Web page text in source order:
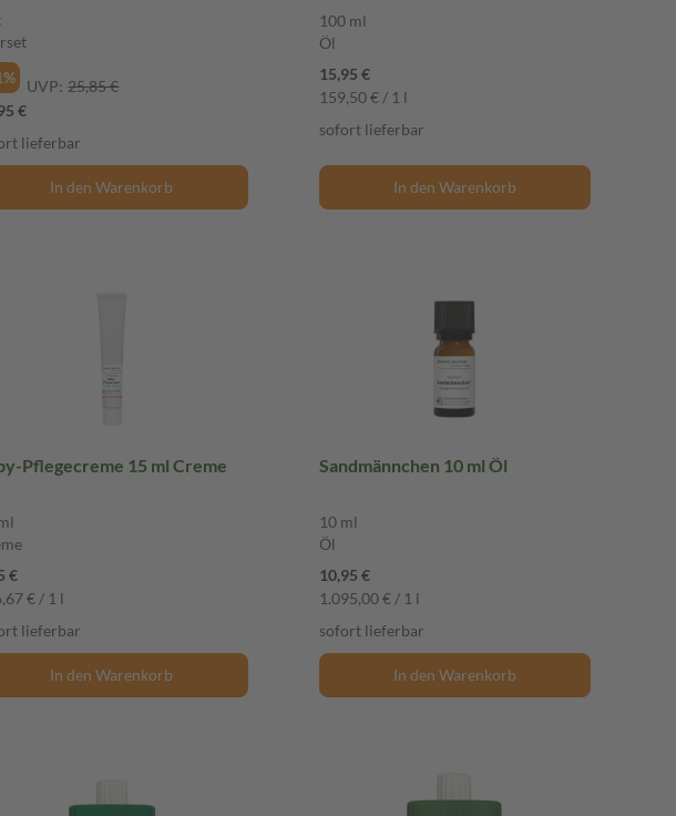
UVP: 25,85 €
€
lieferbar
In den Warenkorb
100 ml
Öl
15,95 €
159,50 € / 1 l
sofort lieferbar
In den Warenkorb
Pflegecreme 15 ml Creme
€
€ / 1 l
lieferbar
In den Warenkorb
Sandmännchen 10 ml Öl
10 ml
Öl
10,95 €
1.095,00 € / 1 l
sofort lieferbar
In den Warenkorb